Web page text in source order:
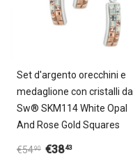
Set d'argento orecchini e
medaglione con cristalli da
Sw® SKM114 White Opal
And Rose Gold Squares
€5490 €3843